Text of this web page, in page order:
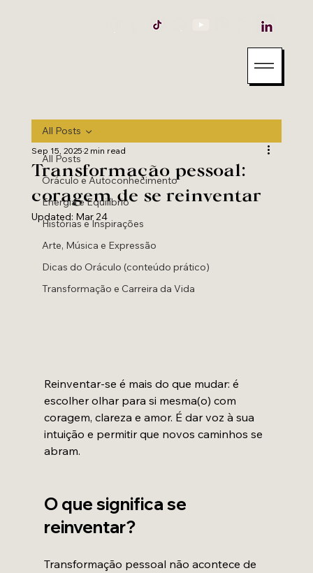
All Posts
Oráculo e Autoconhecimento
Energia e Equilíbrio
Histórias e Inspirações
Arte, Música e Expressão
Dicas do Oráculo (conteúdo prático)
Transformação e Carreira da Vida
All Posts
Transformação pessoal:
coragem de se reinventar
Sep 15, 20252 min read
Updated: Mar 24
Reinventar-se é mais do que mudar: é
escolher olhar para si mesma(o) com
coragem, clareza e amor. É dar voz à sua
intuição e permitir que novos caminhos se
abram.
O que significa se
reinventar?
Transformação pessoal não acontece de